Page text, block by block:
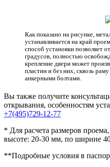
Как показано на рисунке,
устанавливается на край
способ установки позволяет
градусов, полностью
крепление двери может
пластин и без них, сквозь
анкерными болтами.
Вы также получите
открывания, особенностям
+7(495)729-12-77
* Для расчета размеров
высоте: 20-30 мм, по ширине
**Подробные условия в